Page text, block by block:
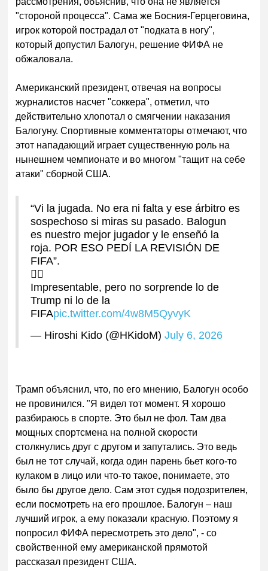
"стороной процесса". Сама же Босния-Герцеговина,
игрок которой пострадал от "подката в ногу",
который допустил Балогун, решение ФИФА не
обжаловала.
Американский президент, отвечая на вопросы
журналистов насчет "соккера", отметил, что
действительно хлопотал о смягчении наказания
Балогуну. Спортивные комментаторы отмечают, что
этот нападающий играет существенную роль на
нынешнем чемпионате и во многом "тащит на себе
атаки" сборной США.
“Vi la jugada. No era ni falta y ese árbitro es
sospechoso si miras su pasado. Balogun
es nuestro mejor jugador y le enseñó la
roja. POR ESO PEDÍ LA REVISIÓN DE
FIFA”.
🤦‍♂️
Impresentable, pero no sorprende lo de
Trump ni lo de la
FIFApic.twitter.com/4w8M5QyvyK
— Hiroshi Kido (@HKidoM)July 6, 2026
Трамп объяснил, что, по его мнению, Балогун особо
не провинился. "Я видел тот момент. Я хорошо
разбираюсь в спорте. Это был не фол. Там два
мощных спортсмена на полной скорости
столкнулись друг с другом и запутались. Это ведь
был не тот случай, когда один парень бьет кого-то
кулаком в лицо или что-то такое, понимаете, это
было бы другое дело. Сам этот судья подозрителен,
если посмотреть на его прошлое. Балогун – наш
лучший игрок, а ему показали красную. Поэтому я
попросил ФИФА пересмотреть это дело", - со
свойственной ему американской прямотой
рассказал президент С ША.